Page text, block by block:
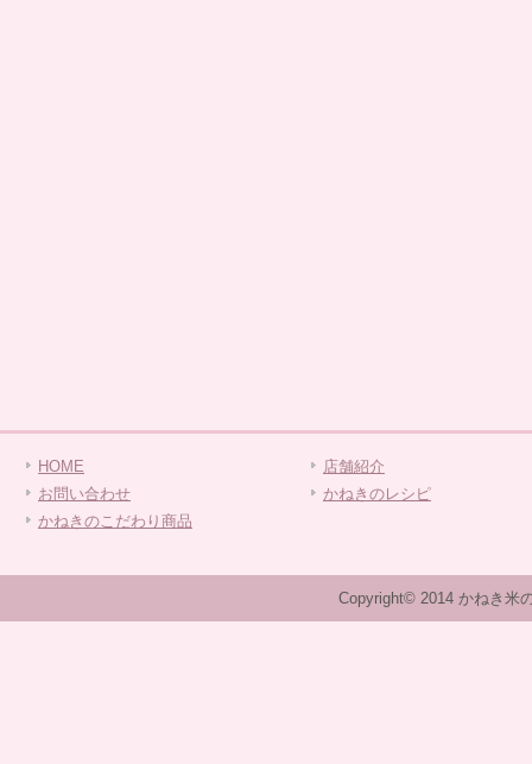
HOME
お問い合わせ
かねきのこだわり商品
店舗紹介
かねきのレシピ
Copyright© 2014 かねき米